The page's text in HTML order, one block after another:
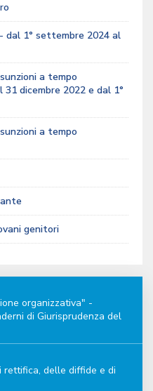
dal 1° settembre 2024 al
a tempo
dicembre 2022 e dal 1°
a tempo
genitori
organizzativa" -
di Giurisprudenza del
rettifica, delle diffide e di